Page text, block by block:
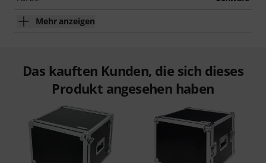
Mehr anzeigen
Das kauften Kunden, die sich dieses
Produkt angesehen haben